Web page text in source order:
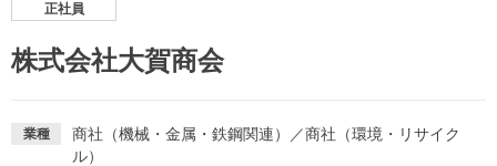
採用情報を探す
説明会を探す
インターンを探す
正社員
株式会社大賀商会
業種 商社（機械・金属・鉄鋼関連） ／商社（環境・リサイク
ル）